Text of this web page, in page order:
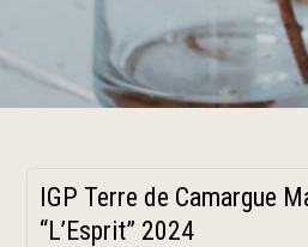
IGP Terre de Camargue
“L’Esprit” 2024